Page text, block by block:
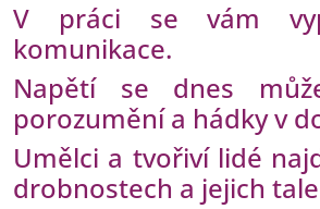
V práci se vám
komunikace.
Napětí se dnes
porozumění a hádky v
Umělci a tvořiví lidé
drobnostech a jejich